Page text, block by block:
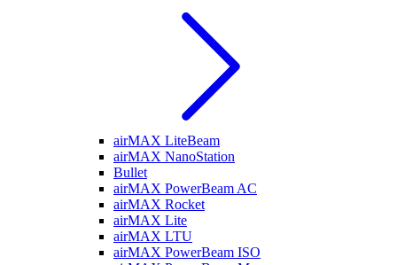
airMAX LiteBeam
airMAX NanoStation
Bullet
airMAX PowerBeam AC
airMAX Rocket
airMAX Lite
airMAX LTU
airMAX PowerBeam ISO